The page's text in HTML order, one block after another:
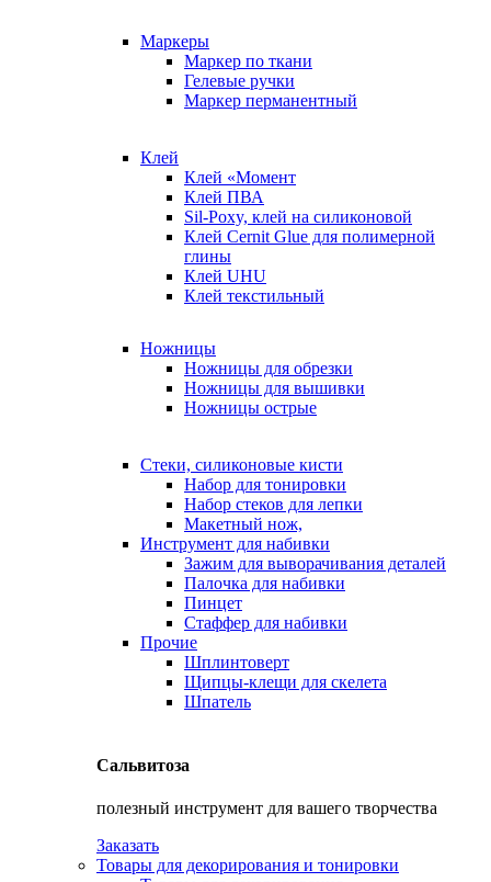
Маркеры
Маркер по ткани
Гелевые ручки
Маркер перманентный
Клей
Клей «Момент
Клей ПВА
Sil-Poxy, клей на силиконовой
Клей Cernit Glue для полимерной
глины
Клей UHU
Клей текстильный
Ножницы
Ножницы для обрезки
Ножницы для вышивки
Ножницы острые
Стеки, силиконовые кисти
Набор для тонировки
Набор стеков для лепки
Макетный нож,
Инструмент для набивки
Зажим для выворачивания деталей
Палочка для набивки
Пинцет
Стаффер для набивки
Прочие
Шплинтоверт
Щипцы-клещи для скелета
Шпатель
Сальвитоза
полезный инструмент для вашего творчества
Заказать
Товары для декорирования и тонировки